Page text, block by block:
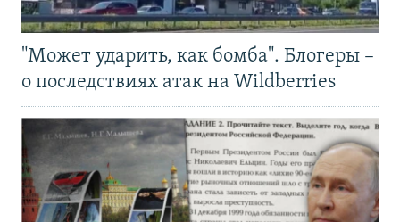
"Может ударить, как бомба". Блогеры –
о последствиях атак на Wildberries